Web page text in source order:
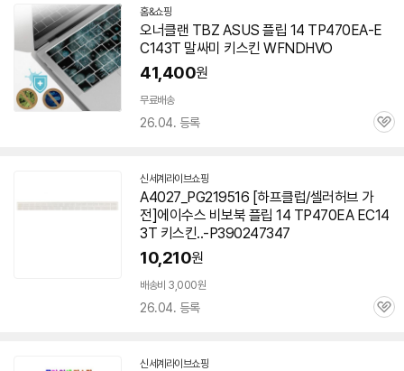
홈&쇼핑
오너클랜 TBZ ASUS 플립 14 TP470EA-E
C143T 말싸미 키스킨 WFNDHVO
41,400원
무료배송
26.04. 등록
관
신세계라이브쇼핑
A4027_PG219516 [하프클럽/셀러허브 가
전]에이수스 비보북 플립 14 TP470EA EC14
3T 키스킨..-P390247347
10,210원
배송비 3,000원
26.04. 등록
관
신세계라이브쇼핑